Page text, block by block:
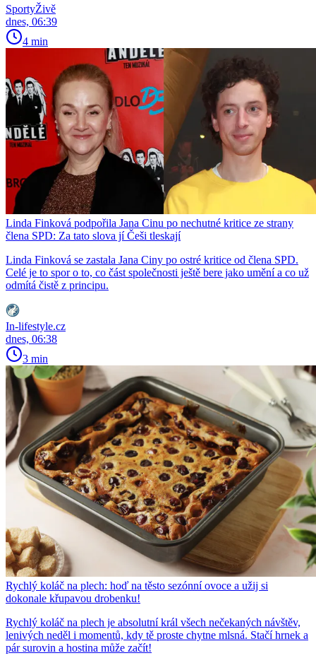
SportyŽivě
dnes, 06:39
4 min
Linda Finková podpořila Jana Cinu po nechutné kritice ze strany
člena SPD: Za tato slova jí Češi tleskají
Linda Finková se zastala Jana Ciny po ostré kritice od člena SPD.
Celé je to spor o to, co část společnosti ještě bere jako umění a co už
odmítá čistě z principu.
In-lifestyle.cz
dnes, 06:38
3 min
Rychlý koláč na plech: hoď na těsto sezónní ovoce a užij si
dokonale křupavou drobenku!
Rychlý koláč na plech je absolutní král všech nečekaných návštěv,
lenivých neděl i momentů, kdy tě proste chytne mlsná. Stačí hrnek a
pár surovin a hostina může začít!